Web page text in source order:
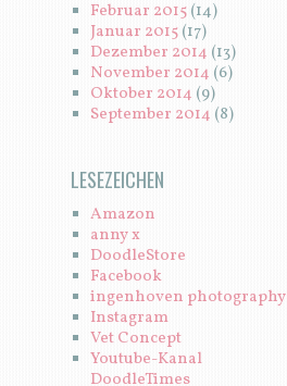
Februar 2015(14)
Januar 2015(17)
Dezember 2014 (13)
November 2014 (6)
Oktober 2014 (9)
September 2014 (8)
LESEZEICHEN
Amazon
anny x
DoodleStore
Facebook
ingenhoven photography
Instagram
Vet Concept
Youtube-Kanal
DoodleTimes